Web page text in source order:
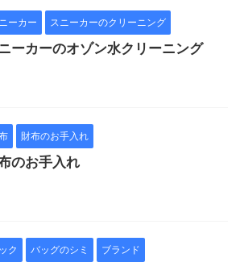
ーカー スニーカーのクリーニング
ーカーのオゾン水クリーニング
財布のお手入れ
のお手入れ
ク バッグのシミ ブランド